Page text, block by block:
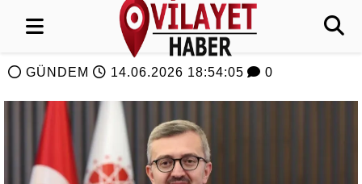
GÜNDEM 14.06.2026 18:54:05 0